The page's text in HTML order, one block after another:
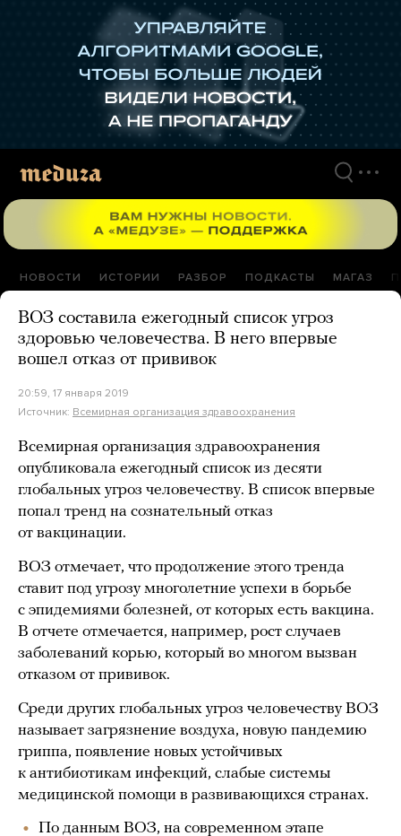
НОВОСТИ ИСТОРИИ РАЗБОР ПОДКАСТЫ МАГАЗ
ВОЗ составила ежегодный список угроз
здоровью человечества. В него впервые
вошел отказ от прививок
20:59, 17 января 2019
Источник: Всемирная организация здравоохранения
Всемирная организация здравоохранения
опубликовала ежегодный список из десяти
глобальных угроз человечеству. В список впервые
попал тренд на сознательный отказ
от вакцинации.
ВОЗ отмечает, что продолжение этого тренда
ставит под угрозу многолетние успехи в борьбе
с эпидемиями болезней, от которых есть вакцина.
В отчете отмечается, например, рост случаев
заболеваний корью, который во многом вызван
отказом от прививок.
Среди других глобальных угроз человечеству ВОЗ
называет загрязнение воздуха, новую пандемию
гриппа, появление новых устойчивых
к антибиотикам инфекций, слабые системы
медицинской помощи в развивающихся странах.
По данным ВОЗ, на современном этапе